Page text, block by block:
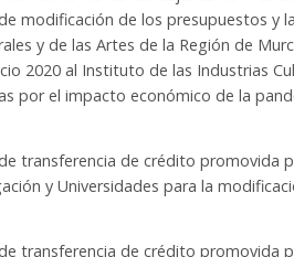
modificación de los presupuestos y
y de las Artes de la Región de
2020 al Instituto de las Industrias
por el impacto económico de la
transferencia de crédito promovida
y Universidades para la
transferencia de crédito promovida